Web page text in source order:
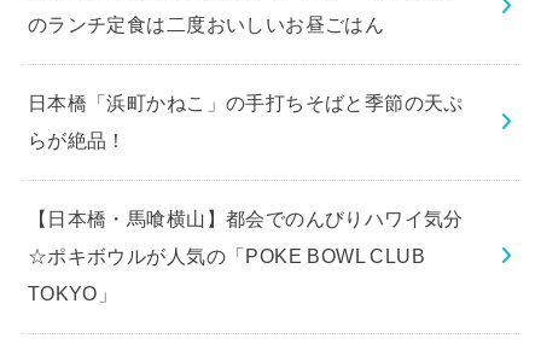
のランチ定食は二度おいしいお昼ごはん
日本橋「浜町かねこ」の手打ちそばと季節の天ぷ
らが絶品！
【日本橋・馬喰横山】都会でのんびりハワイ気分
☆ポキボウルが人気の「POKE BOWL CLUB
TOKYO」